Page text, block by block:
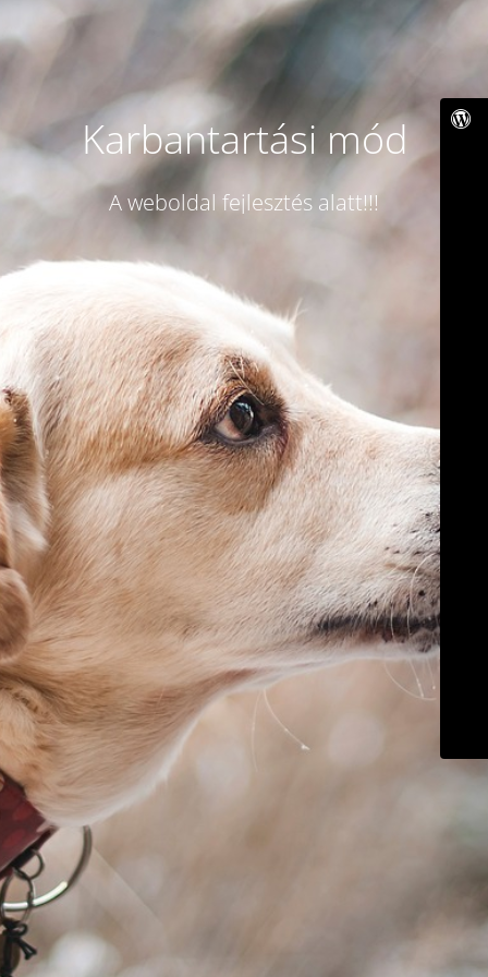
Karbantartási mód
A weboldal fejlesztés alatt!!!